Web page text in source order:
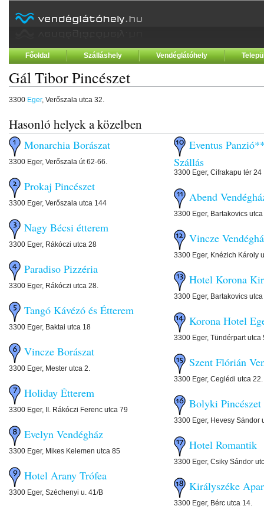
Főoldal Szálláshely Vendéglátóhely
Gál Tibor Pincészet
3300 Eger, Verőszala utca 32.
Hasonló helyek a közelben
Monarchia Borászat
3300 Eger, Verőszala út 62-66.
Prokaj Pincészet
3300 Eger, Verőszala utca 144
Nagy Bécsi étterem
3300 Eger, Rákóczi utca 28
Paradiso Pizzéria
3300 Eger, Rákóczi utca 28.
Tangó Kávézó és Étterem
3300 Eger, Baktai utca 18
Vincze Borászat
3300 Eger, Mester utca 2.
Holiday Étterem
3300 Eger, II. Rákóczi Ferenc utca 79
Evelyn Vendégház
3300 Eger, Mikes Kelemen utca 85
Hotel Arany Trófea
3300 Eger, Széchenyi u. 41/B
Eventus
Szállás
3300 Eger, Cifrakapu tér 24
Abend
3300 Eger, Bartakovics utca
Vincze
3300 Eger, Knézich Károly
Hotel Korona
3300 Eger, Bartakovics utca
Korona Hotel
3300 Eger, Tündérpart utca
Szent Flórián
3300 Eger, Ceglédi utca 22.
Bolyki Pincészet
3300 Eger, Hevesy Sándor
Hotel Romantik
3300 Eger, Csiky Sándor
Királyszéke
3300 Eger, Bérc utca 14.